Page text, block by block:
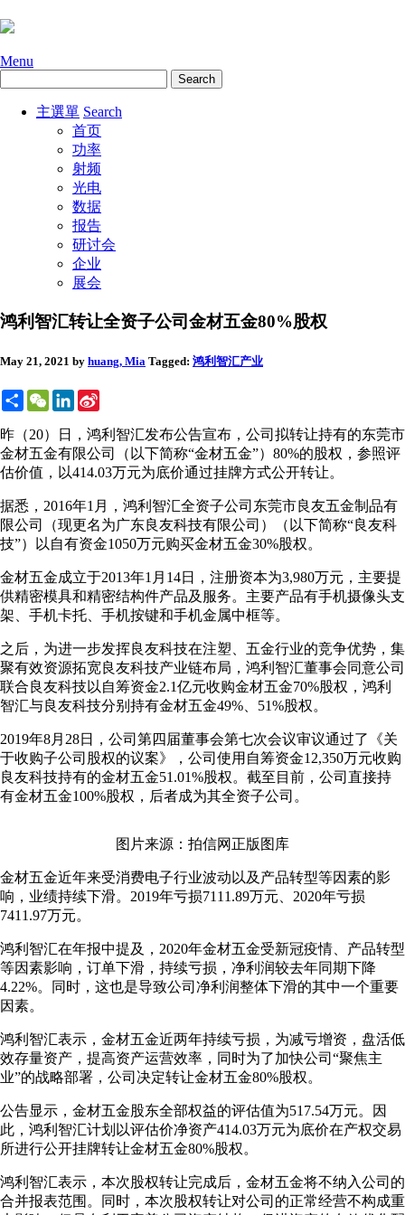
Menu
主選單 Search
首页
功率
射频
光电
数据
报告
研讨会
企业
展会
鸿利智汇转让全资子公司金材五金80%股权
May 21, 2021 by huang, Mia Tagged: 鸿利智汇产业
ShareWeChatLinkedIn
昨（20）日，鸿利智汇发布公告宣布，公司拟转让持有的东莞市
金材五金有限公司（以下简称“金材五金”）80%的股权，参照评
估价值，以414.03万元为底价通过挂牌方式公开转让。
据悉，2016年1月，鸿利智汇全资子公司东莞市良友五金制品有
限公司（现更名为广东良友科技有限公司）（以下简称“良友科
技”）以自有资金1050万元购买金材五金30%股权。
金材五金成立于2013年1月14日，注册资本为3,980万元，主要提
供精密模具和精密结构件产品及服务。主要产品有手机摄像头支
架、手机卡托、手机按键和手机金属中框等。
之后，为进一步发挥良友科技在注塑、五金行业的竞争优势，集
聚有效资源拓宽良友科技产业链布局，鸿利智汇董事会同意公司
联合良友科技以自筹资金2.1亿元收购金材五金70%股权，鸿利
智汇与良友科技分别持有金材五金49%、51%股权。
2019年8月28日，公司第四届董事会第七次会议审议通过了《关
于收购子公司股权的议案》，公司使用自筹资金12,350万元收购
良友科技持有的金材五金51.01%股权。截至目前，公司直接持
有金材五金100%股权，后者成为其全资子公司。
图片来源：拍信网正版图库
金材五金近年来受消费电子行业波动以及产品转型等因素的影
响，业绩持续下滑。2019年亏损7111.89万元、2020年亏损
7411.97万元。
鸿利智汇在年报中提及，2020年金材五金受新冠疫情、产品转型
等因素影响，订单下滑，持续亏损，净利润较去年同期下降
4.22%。同时，这也是导致公司净利润整体下滑的其中一个重要
因素。
鸿利智汇表示，金材五金近两年持续亏损，为减亏增资，盘活低
效存量资产，提高资产运营效率，同时为了加快公司“聚焦主
业”的战略部署，公司决定转让金材五金80%股权。
公告显示，金材五金股东全部权益的评估值为517.54万元。因
此，鸿利智汇计划以评估价净资产414.03万元为底价在产权交易
所进行公开挂牌转让金材五金80%股权。
鸿利智汇表示，本次股权转让完成后，金材五金将不纳入公司的
合并报表范围。同时，本次股权转让对公司的正常经营不构成重